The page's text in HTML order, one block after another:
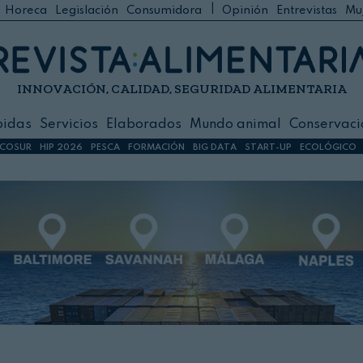
Horeca Legislación Consumidora Opinión Entrevistas
INNOVACIÓN, CALIDAD, SEGURIDAD ALIMENTARIA
Servicios Elaborados Mundo animal
Foodservice
primas
HIP 2026 PESCA FORMACIÓN BIG DATA START-UP ECOLÓGICO